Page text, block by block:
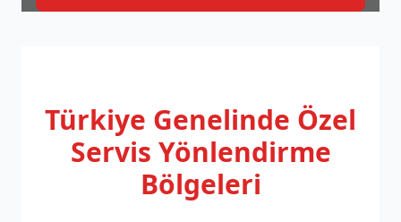
Türkiye Genelinde Özel
Servis Yönlendirme
Bölgeleri